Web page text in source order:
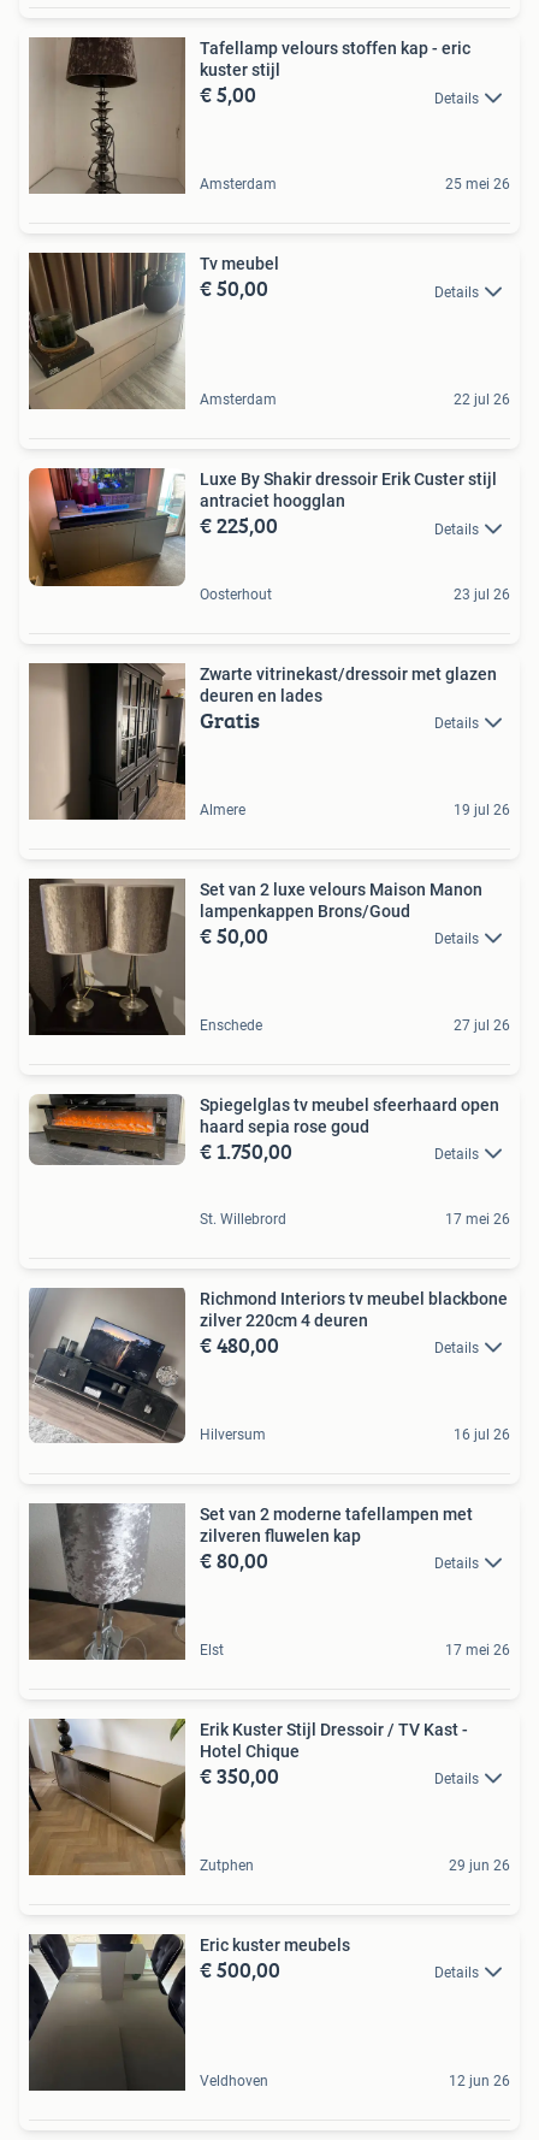
Tafellamp velours stoffen kap - eric
kuster stijl
€ 5,00 Details
Amsterdam 25 mei 26
Tv meubel
€ 50,00 Details
Amsterdam 22 jul 26
Luxe By Shakir dressoir Erik Custer stijl
antraciet hoogglan
€ 225,00 Details
Oosterhout 23 jul 26
Zwarte vitrinekast/dressoir met glazen
deuren en lades
Gratis Details
Almere 19 jul 26
Set van 2 luxe velours Maison Manon
lampenkappen Brons/Goud
€ 50,00 Details
Enschede 27 jul 26
Spiegelglas tv meubel sfeerhaard open
haard sepia rose goud
€ 1.750,00 Details
St. Willebrord 17 mei 26
Richmond Interiors tv meubel blackbone
zilver 220cm 4 deuren
€ 480,00 Details
Hilversum 16 jul 26
Set van 2 moderne tafellampen met
zilveren fluwelen kap
€ 80,00 Details
Elst 17 mei 26
Erik Kuster Stijl Dressoir / TV Kast -
Hotel Chique
€ 350,00 Details
Zutphen 29 jun 26
Eric kuster meubels
€ 500,00 Details
Veldhoven 12 jun 26